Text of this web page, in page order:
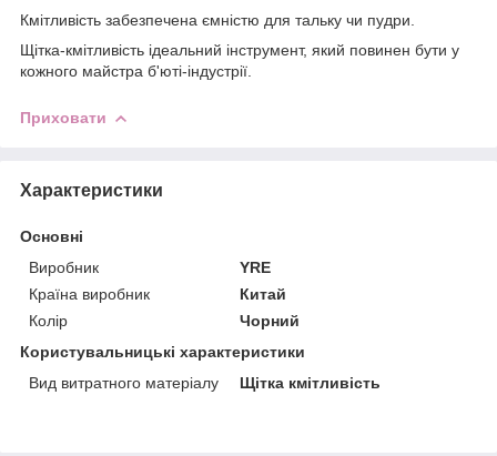
Кмітливість забезпечена ємністю для тальку чи пудри.
Щітка-кмітливість ідеальний інструмент, який повинен бути у
кожного майстра б'юті-індустрії.
Приховати
Характеристики
Основні
Виробник
YRE
Країна виробник
Китай
Колір
Чорний
Користувальницькі характеристики
Вид витратного матеріалу
Щітка кмітливість